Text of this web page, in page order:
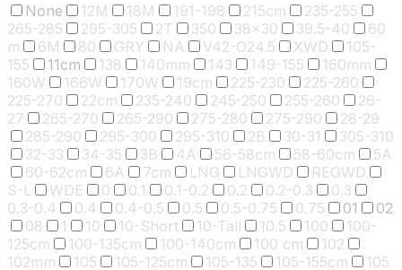
None 12M 18M 191-198 215cm
235-255
265-285
295-305 2T 350 38x30 39.5-40
60
m
6M 80 GRY NA V42-O24.5 XWD
105-
155
11cm 138 140mm 143 149-155
160mm
160W
166W 170W 19cm 225-230
225-260
225-270
22cm 235-240 245-250 255-260
26-
27
265-270 265-290 275-280 275-290
28-29
285-290
295-300 295-310 2B 30-31
305-310
32-33
34-35 3B 4A 56-58cm 58-60cm
5A
60-62cm
6A 7cm LNG LNGWD
REGWD
S-L
WDE 0 0.1 0.1-0.2 0.2 0.2-0.3
0.3
0.3-0.4
0.4 0.4-0.5 0.5 0.5-0.75 0.75 01
02
08
1 10 10-Short 10-Tall 10.5 100
100-
125cm
100-135cm 100-140cm 100 cm
102
102mm
105 105-125cm 105-135 105-155cm
105